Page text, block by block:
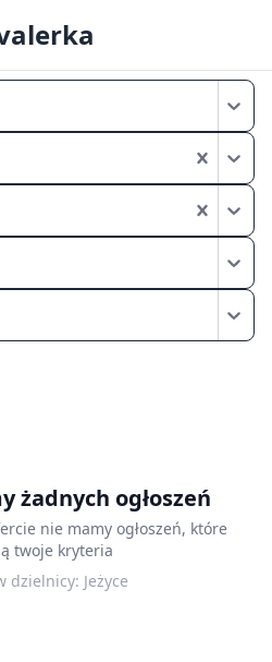
Tanie
na
Poznań
żadnych ogłoszeń
nie mamy ogłoszeń, które
twoje kryteria
dzielnicy: Jeżyce